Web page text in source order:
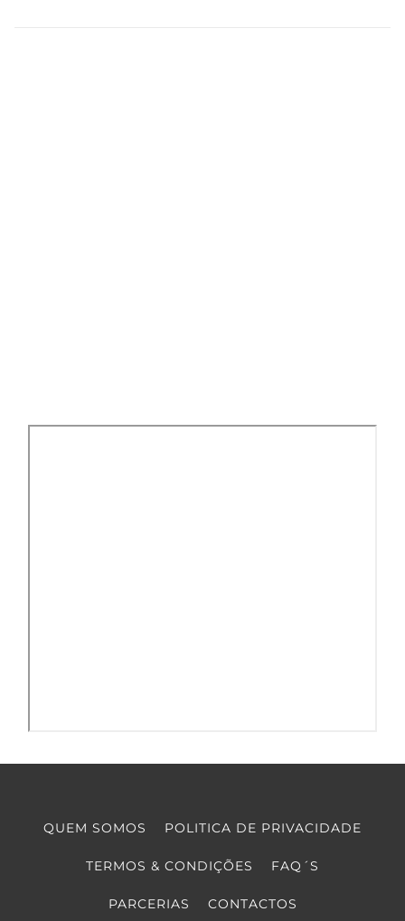
QUEM SOMOS POLITICA DE PRIVACIDADE
TERMOS & CONDIÇÕES FAQ´S
PARCERIAS CONTACTOS